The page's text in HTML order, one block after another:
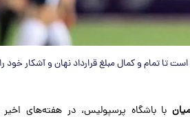
تا تمام و کمال مبلغ قرارداد نهان و آشکار خود
با باشگاه پرسپولیس، در هفته‌های اخیر